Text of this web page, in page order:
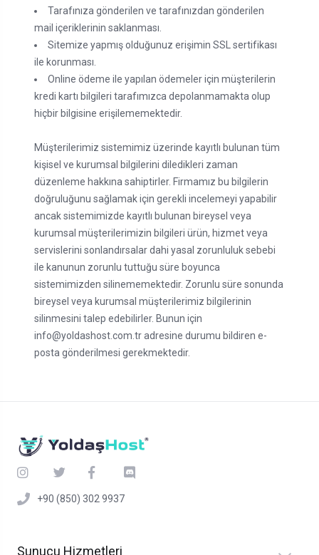
Tarafınıza gönderilen ve tarafınızdan gönderilen
mail içeriklerinin saklanması.
Sitemize yapmış olduğunuz erişimin SSL sertifikası
ile korunması.
Online ödeme ile yapılan ödemeler için müşterilerin
kredi kartı bilgileri tarafımızca depolanmamakta olup
hiçbir bilgisine erişilememektedir.
Müşterilerimiz sistemimiz üzerinde kayıtlı bulunan tüm
kişisel ve kurumsal bilgilerini diledikleri zaman
düzenleme hakkına sahiptirler. Firmamız bu bilgilerin
doğruluğunu sağlamak için gerekli incelemeyi yapabilir
ancak sistemimizde kayıtlı bulunan bireysel veya
kurumsal müşterilerimizin bilgileri ürün, hizmet veya
servislerini sonlandırsalar dahi yasal zorunluluk sebebi
ile kanunun zorunlu tuttuğu süre boyunca
sistemimizden silinememektedir. Zorunlu süre sonunda
bireysel veya kurumsal müşterilerimiz bilgilerinin
silinmesini talep edebilirler. Bunun için
info@yoldashost.com.tradresine durumu bildiren e-
posta gönderilmesi gerekmektedir.
+90 (850) 302 9937
Sunucu Hizmetleri